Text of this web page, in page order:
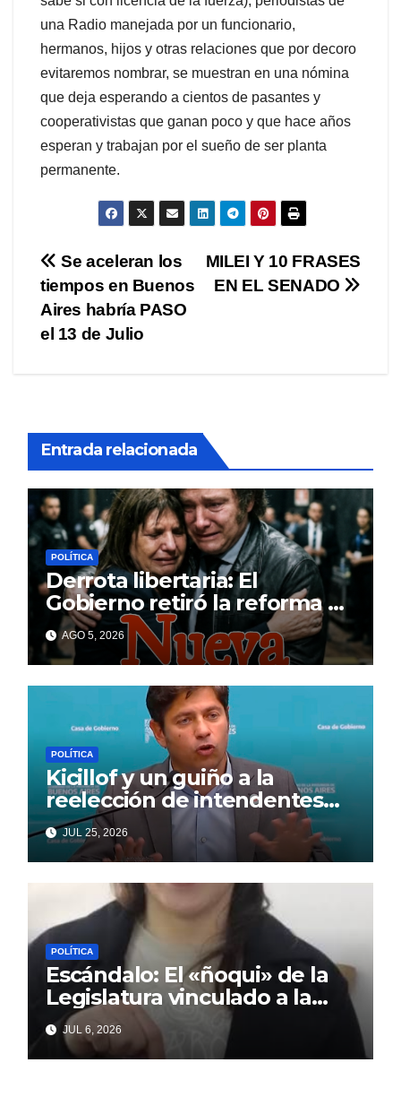
una Radio manejada por un funcionario,
hermanos, hijos y otras relaciones que por decoro
evitaremos nombrar, se muestran en una nómina
que deja esperando a cientos de pasantes y
cooperativistas que ganan poco y que hace años
esperan y trabajan por el sueño de ser planta
permanente.
Navegación
de
entradas
MILEI Y 10 FRASES
EN EL SENADO
Se aceleran los
tiempos en Buenos
Aires habría PASO
el 13 de Julio
Entrada relacionada
POLÍTICA
Derrota libertaria: El
Gobierno retiró la reforma a
la Ley de Tierras en el
Senado
AGO 5, 2026
POLÍTICA
Kicillof y un guiño a la
reelección de intendentes
que Cagliardi espera ansioso
JUL 25, 2026
POLÍTICA
Escándalo: El «ñoqui» de la
Legislatura vinculado a la
concejal libertaria no quiere
soltar al «ESTADO»
JUL 6, 2026